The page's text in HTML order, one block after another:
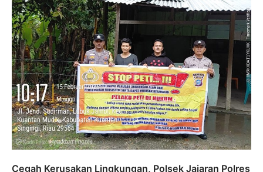
Cegah Kerusakan Lingkungan, Polsek Jajaran Polres